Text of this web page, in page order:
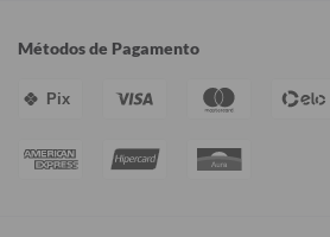
Métodos de Pagamento
Pix